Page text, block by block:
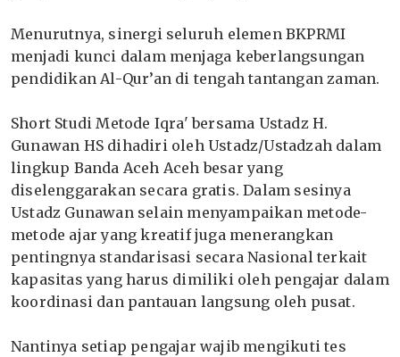
Menurutnya, sinergi seluruh elemen BKPRMI
menjadi kunci dalam menjaga keberlangsungan
pendidikan Al-Qur’an di tengah tantangan zaman.
Short Studi Metode Iqra' bersama Ustadz H.
Gunawan HS dihadiri oleh Ustadz/Ustadzah dalam
lingkup Banda Aceh Aceh besar yang
diselenggarakan secara gratis. Dalam sesinya
Ustadz Gunawan selain menyampaikan metode-
metode ajar yang kreatif juga menerangkan
pentingnya standarisasi secara Nasional terkait
kapasitas yang harus dimiliki oleh pengajar dalam
koordinasi dan pantauan langsung oleh pusat.
Nantinya setiap pengajar wajib mengikuti tes